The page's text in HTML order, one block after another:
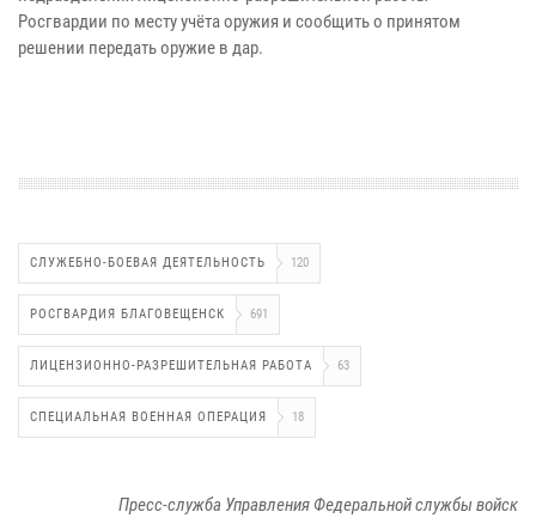
Росгвардии по месту учёта оружия и сообщить о принятом
решении передать оружие в дар.
СЛУЖЕБНО-БОЕВАЯ ДЕЯТЕЛЬНОСТЬ 120
РОСГВАРДИЯ БЛАГОВЕЩЕНСК 691
ЛИЦЕНЗИОННО-РАЗРЕШИТЕЛЬНАЯ РАБОТА 63
СПЕЦИАЛЬНАЯ ВОЕННАЯ ОПЕРАЦИЯ 18
Пресс-служба Управления Федеральной службы войск